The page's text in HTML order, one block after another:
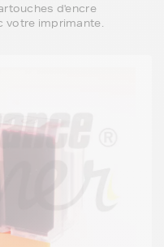
d'encre
votre imprimante.